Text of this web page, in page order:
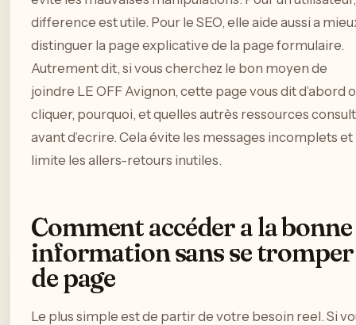
difference est utile. Pour le SEO, elle aide aussi a
distinguer la page explicative de la page formulaire.
Autrement dit, si vous cherchez le bon moyen de
joindre LE OFF Avignon, cette page vous dit d’abord
cliquer, pourquoi, et quelles autrès ressources
avant d’ecrire. Cela évite les messages incomplets et
limite les allers-retours inutiles.
Comment accéder a la bonne
information sans se tromper
de page
Le plus simple est de partir de votre besoin reel. Si